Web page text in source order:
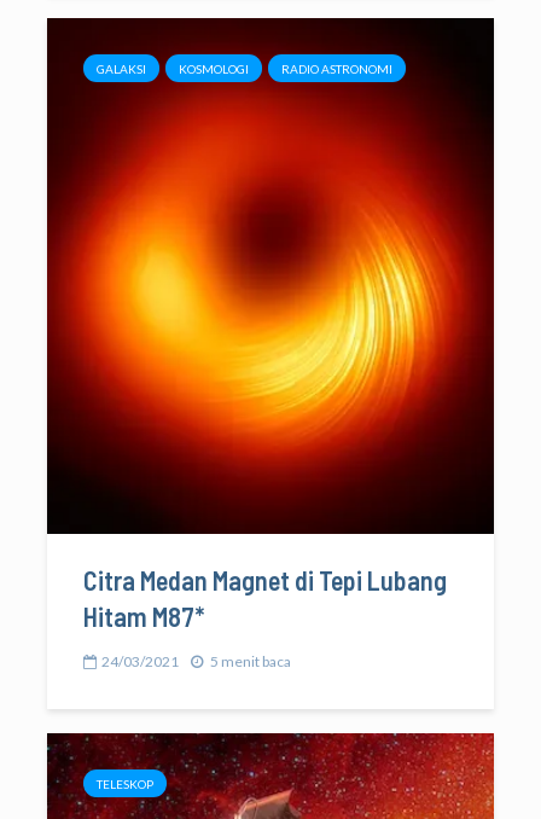
GALAKSI KOSMOLOGI RADIO ASTRONOMI
Citra Medan Magnet di Tepi Lubang
Hitam M87*
24/03/2021 5 menit baca
TELESKOP